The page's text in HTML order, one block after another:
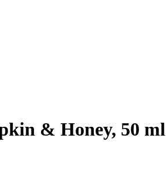
& Honey, 50 ml